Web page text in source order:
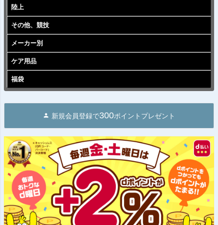
陸上
その他、競技
メーカー別
ケア用品
福袋
新規会員登録で300ポイントプレゼント